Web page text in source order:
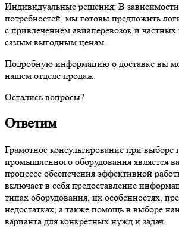
Индивидуальные решения: В
потребностей, мы готовы предложить
с привлечением авиаперевозок и частных
самым выгодным ценам.
Подробную информацию о доставке вы
нашем отделе продаж.
Остались вопросы?
Ответим
Грамотное консультирование при выборе
промышленного оборудования является
процессе обеспечения эффективной
включает в себя предоставление
типах оборудования, их особенностях,
недостатках, а также помощь в выборе
варианта для конкретных нужд и задач.